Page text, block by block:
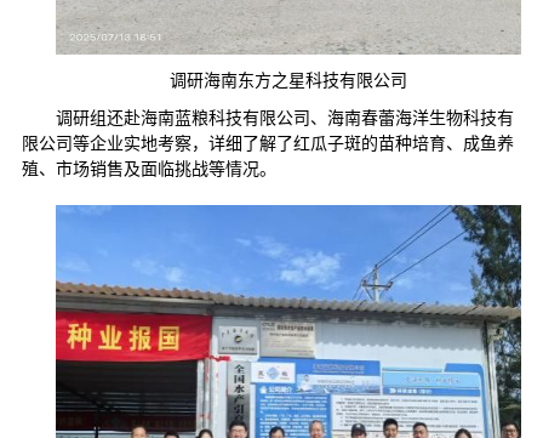
调研海南东方之星科技有限公司
调研组还赴海南蓝粮科技有限公司、海南春蕾海洋生物科技有
限公司等企业实地考察，详细了解了红瓜子斑的苗种培育、成鱼养
殖、市场销售及面临挑战等情况。